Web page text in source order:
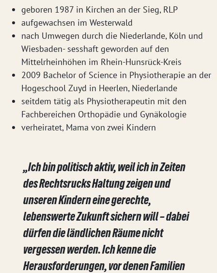
geboren 1987 in Kirchen an der Sieg, RLP
aufgewachsen im Westerwald
nach Umwegen durch die Niederlande, Köln und
Wiesbaden- sesshaft geworden auf den
Mittelrheinhöhen im Rhein-Hunsrück-Kreis
2009 Bachelor of Science in Physiotherapie an der
Hogeschool Zuyd in Heerlen, Niederlande
seitdem tätig als Physiotherapeutin mit den
Fachbereichen Orthopädie und Gynäkologie
verheiratet, Mama von zwei Kindern
„Ich bin politisch aktiv, weil ich in Zeiten
des Rechtsrucks Haltung zeigen und
unseren Kindern eine gerechte,
lebenswerte Zukunft sichern will – dabei
dürfen die ländlichen Räume nicht
vergessen werden. Ich kenne die
Herausforderungen, vor denen Familien